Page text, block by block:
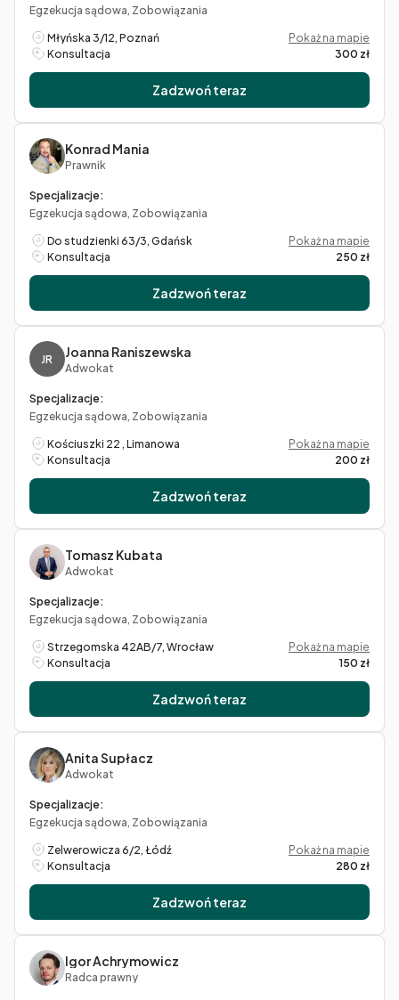
Egzekucja sądowa, Zobowiązania
Młyńska 3/12, Poznań
Pokaż na mapie
Konsultacja
300 zł
Zadzwoń teraz
Konrad Mania
Prawnik
Specjalizacje:
Egzekucja sądowa, Zobowiązania
Do studzienki 63/3, Gdańsk
Pokaż na mapie
Konsultacja
250 zł
Zadzwoń teraz
JR Joanna Raniszewska
Adwokat
Specjalizacje:
Egzekucja sądowa, Zobowiązania
Kościuszki 22 , Limanowa
Pokaż na mapie
Konsultacja
200 zł
Zadzwoń teraz
Tomasz Kubata
Adwokat
Specjalizacje:
Egzekucja sądowa, Zobowiązania
Strzegomska 42AB/7, Wrocław
Pokaż na mapie
Konsultacja
150 zł
Zadzwoń teraz
Anita Supłacz
Adwokat
Specjalizacje:
Egzekucja sądowa, Zobowiązania
Zelwerowicza 6/2, Łódź
Pokaż na mapie
Konsultacja
280 zł
Zadzwoń teraz
Igor Achrymowicz
Radca prawny